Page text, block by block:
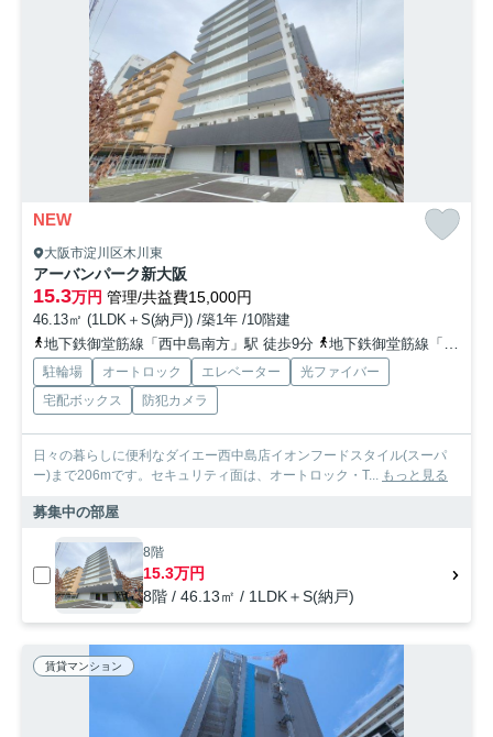
NEW
大阪市淀川区木川東
アーバンパーク新大阪
15.3万円 管理/共益費15,000円
46.13㎡ (1LDK＋S(納戸)) /築1年 /10階建
地下鉄御堂筋線「西中島南方」駅 徒歩9分
地下鉄御堂筋線「新大阪」駅 徒歩14分
駐輪場 オートロック エレベーター
光ファイバー
宅配ボックス
防犯カメラ
日々の暮らしに便利なダイエー西中島店イオンフードスタイル(スーパ
ー)まで206mです。セキュリティ面は、オートロック・T... もっと見る
募集中の部屋
8階
15.3万円
8階 / 46.13㎡ / 1LDK＋S(納戸)
賃貸マンション